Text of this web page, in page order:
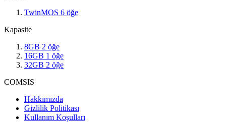
TwinMOS 6 öğe
Kapasite
8GB 2 öğe
16GB 1 öğe
32GB 2 öğe
COMSIS
Hakkımızda
Gizlilik Politikası
Kullanım Koşulları